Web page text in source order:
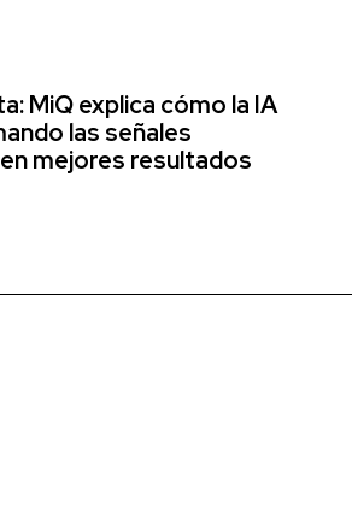
MiQ explica cómo la IA
las señales
mejores resultados